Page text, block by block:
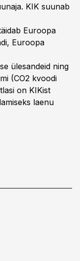
KIK suunab
Euroopa
Euroopa
ülesandeid ning
(CO2 kvoodi
on KIKist
laenu